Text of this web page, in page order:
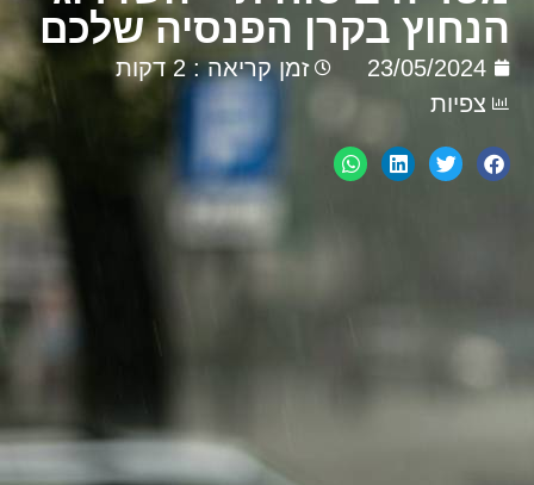
הנחוץ בקרן הפנסיה שלכם
23/05/2024
זמן קריאה : 2 דקות
צפיות